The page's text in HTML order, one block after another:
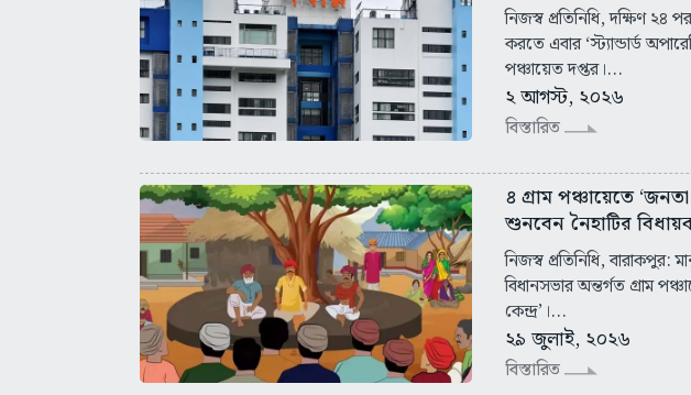
নিজস্ব প্রতিনিধি, দক্ষিণ ২৪
করতে এবার ‘স্ট্যান্ডার্ড
পঞ্চায়েত দপ্তর।...
২ আগস্ট, ২০২৬
বিস্তারিত
৪ গ্রাম পঞ্চায়েতে
শুনবেন নৈহাটির
নিজস্ব প্রতিনিধি, বারাকপুর:
বিধানসভার অন্তর্গত গ্রাম
কেন্দ্র’।...
২৯ জুলাই, ২০২৬
বিস্তারিত